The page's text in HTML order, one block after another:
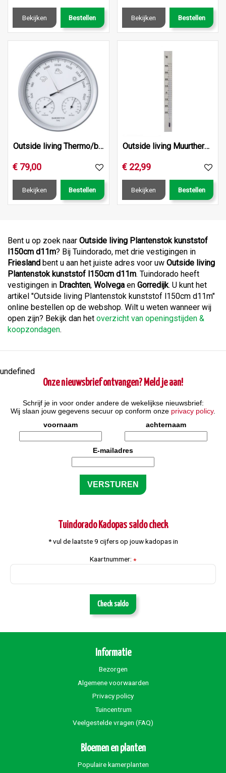
Bekijken Bestellen Bekijken Bestellen
Outside living Thermo/baro+vochtigheidsmeter d20cm
€ 79,00
Bekijken Bestellen
Outside living Muurthermometer kelvin 13 aluminium
€ 22,99
Bekijken Bestellen
Bent u op zoek naar Outside living Plantenstok kunststof
l150cm d11m? Bij Tuindorado, met drie vestigingen in
Friesland bent u aan het juiste adres voor uw Outside living
Plantenstok kunststof l150cm d11m. Tuindorado heeft
vestigingen in Drachten, Wolvega en Gorredijk. U kunt het
artikel "Outside living Plantenstok kunststof l150cm d11m"
online bestellen op de webshop. Wilt u weten wanneer wij
open zijn? Bekijk dan het overzicht van openingstijden &
koopzondagen.
undefined
Onze nieuwsbrief ontvangen? Meld je aan!
Schrijf je in voor onder andere de wekelijkse nieuwsbrief:
Wij slaan jouw gegevens secuur op conform onze privacy policy.
voornaam
achternaam
E-mailadres
Tuindorado Kadopas saldo check
* vul de laatste 9 cijfers op jouw kadopas in
Kaartnummer: *
Check saldo
Informatie
Bezorgen
Algemene voorwaarden
Privacy policy
Tuincentrum
Veelgestelde vragen (FAQ)
Bloemen en planten
Populaire kamerplanten